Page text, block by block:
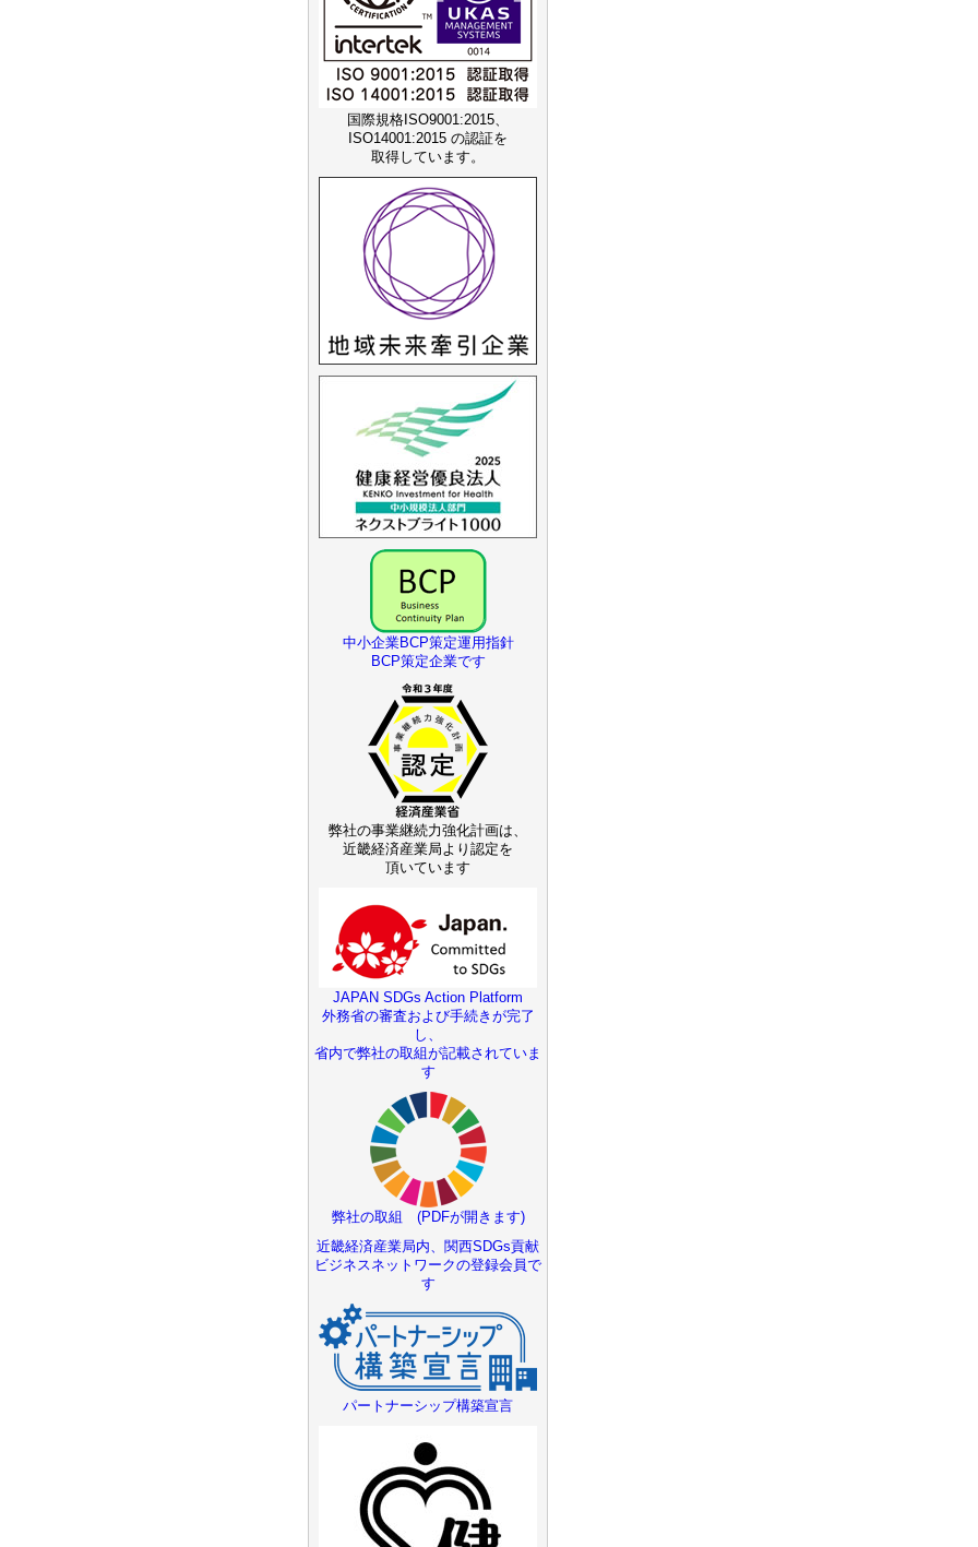
国際規格ISO9001:2015、
ISO14001:2015 の認証を
取得しています。
中小企業BCP策定運用指針
BCP策定企業です
弊社の事業継続力強化計画は、
近畿経済産業局より認定を
頂いています
JAPAN SDGs Action Platform
外務省の審査および手続きが完了
し、
省内で弊社の取組が記載されていま
す
弊社の取組 (PDFが開きます)
近畿経済産業局内、関西SDGs貢献
ビジネスネットワークの登録会員で
す
パートナーシップ構築宣言